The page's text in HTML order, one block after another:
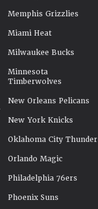
Memphis Grizzlies
Miami Heat
Milwaukee Bucks
Minnesota
Timberwolves
New Orleans Pelicans
New York Knicks
Oklahoma City Thunder
Orlando Magic
Philadelphia 76ers
Phoenix Suns